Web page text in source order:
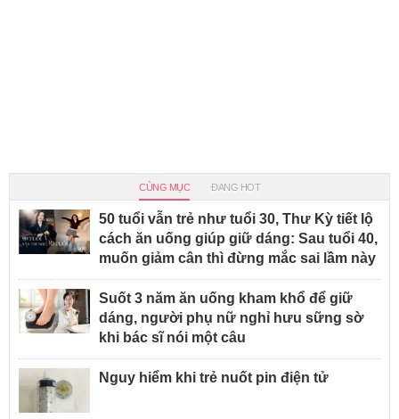
CÙNG MỤC ĐANG HOT
50 tuổi vẫn trẻ như tuổi 30, Thư Kỳ tiết lộ
cách ăn uống giúp giữ dáng: Sau tuổi 40,
muốn giảm cân thì đừng mắc sai lầm này
Suốt 3 năm ăn uống kham khổ để giữ
dáng, người phụ nữ nghỉ hưu sững sờ
khi bác sĩ nói một câu
Nguy hiểm khi trẻ nuốt pin điện tử